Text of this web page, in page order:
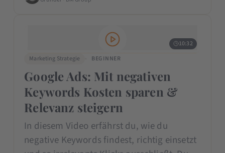
10:32
Marketing Strategie
BEGINNER
Google Ads: Mit negativen
Keywords Kosten sparen &
Relevanz steigern
In diesem Video erfährst du, wie du
negative Keywords findest, richtig einsetzt